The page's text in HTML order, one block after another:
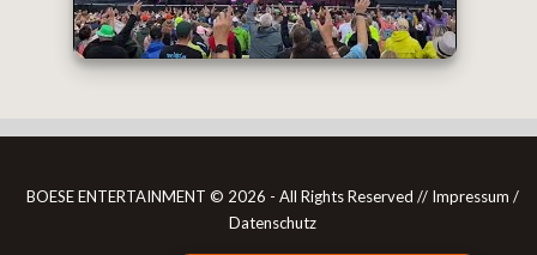
BOESE ENTERTAINMENT © 2026 - All Rights Reserved // Impressum /
Datenschutz